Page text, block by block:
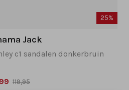
25%
Jack
c1 sandalen donkerbruin
119,95